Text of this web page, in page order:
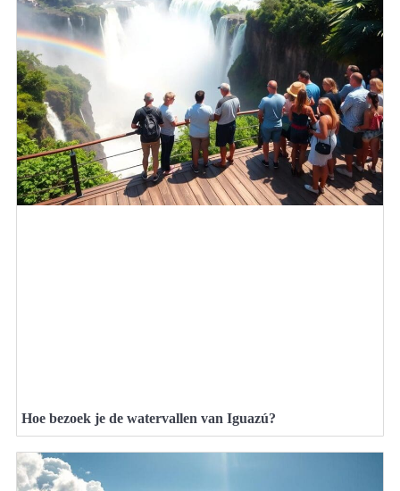
Hoe bezoek je de watervallen van Iguazú?